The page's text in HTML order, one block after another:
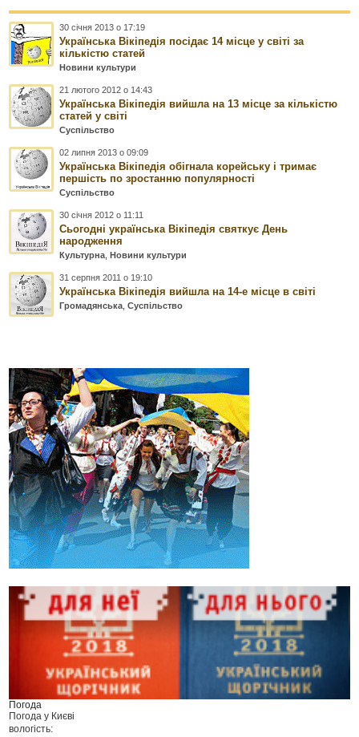
30 січня 2013 о 17:19
Українська Вікіпедія посідає 14 місце у світі за
кількістю статей
Новини культури
21 лютого 2012 о 14:43
Українська Вікіпедія вийшла на 13 місце за кількістю
статей у світі
Суспільство
02 липня 2013 о 09:09
Українська Вікіпедія обігнала корейську і тримає
першість по зростанню популярності
Суспільство
30 січня 2012 о 11:11
Сьогодні українська Вікіпедія святкує День
народження
Культурна ,Новини культури
31 серпня 2011 о 19:10
Українська Вікіпедія вийшла на 14-е місце в світі
Громадянська ,Суспільство
Погода
Погода у Києві
вологість: